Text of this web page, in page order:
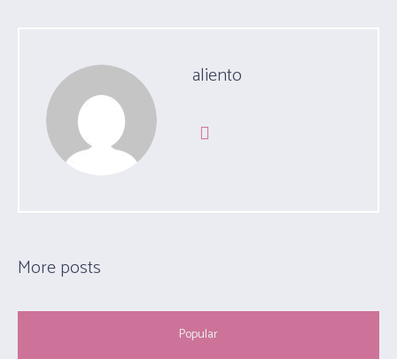
aliento
More posts
Popular